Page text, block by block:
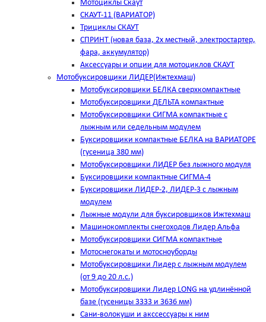
Мотоциклы Скаут
СКАУТ-11 (ВАРИАТОР)
Трициклы СКАУТ
СПРИНТ (новая база, 2х местный, электростартер,
фара, аккумулятор)
Аксессуары и опции для мотоциклов СКАУТ
Мотобуксировщики ЛИДЕР(Ижтехмаш)
Мотобуксировщики БЕЛКА сверхкомпактные
Мотобуксировщики ДЕЛЬТА компактные
Мотобуксировщики СИГМА компактные с
лыжным или седельным модулем
Буксировщики компактные БЕЛКА на ВАРИАТОРЕ
(гусеница 380 мм)
Мотобуксировщики ЛИДЕР без лыжного модуля
Буксировщики компактные СИГМА-4
Буксировщики ЛИДЕР-2, ЛИДЕР-3 c лыжным
модулем
Лыжные модули для буксировщиков Ижтехмаш
Машинокомплекты снегоходов Лидер Альфа
Мотобуксировщики СИГМА компактные
Мотоснегокаты и мотосноуборды
Мотобуксировщики Лидер с лыжным модулем
(от 9 до 20 л.с.)
Мотобуксировщики Лидер LONG на удлинённой
базе (гусеницы 3333 и 3636 мм)
Сани-волокуши и акссессуары к ним